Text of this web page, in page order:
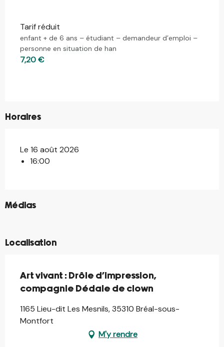
Tarif réduit
enfant + de 6 ans – étudiant – demandeur d’emploi –
personne en situation de han
7,20 €
Horaires
Le 16 août 2026
16:00
Médias
©
©
Localisation
Art vivant : Drôle d’impression,
compagnie Dédale de clown
1165 Lieu-dit Les Mesnils, 35310 Bréal-sous-
Montfort
M'y rendre